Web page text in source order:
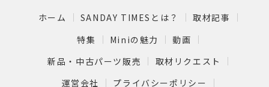
ホーム SANDAY TIMESとは？
取材記事
特集
Miniの魅力
動画
新品・中古パーツ販売
取材リクエスト
運営会社
プライバシーポリシー